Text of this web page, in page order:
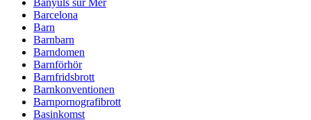
Barcelona
Barn
Barnbarn
Barndomen
Barnförhör
Barnfridsbrott
Barnkonventionen
Barnpornografibrott
Basinkomst